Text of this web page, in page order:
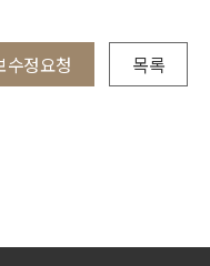
수정요청 목록